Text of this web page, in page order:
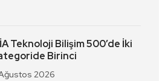
Teknoloji Bilişim 500’de İki
Birinci
2026